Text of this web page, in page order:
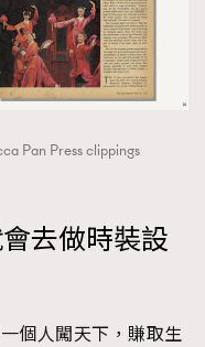
Pan Press clippings
去做時裝設
個人闖天下，賺取生